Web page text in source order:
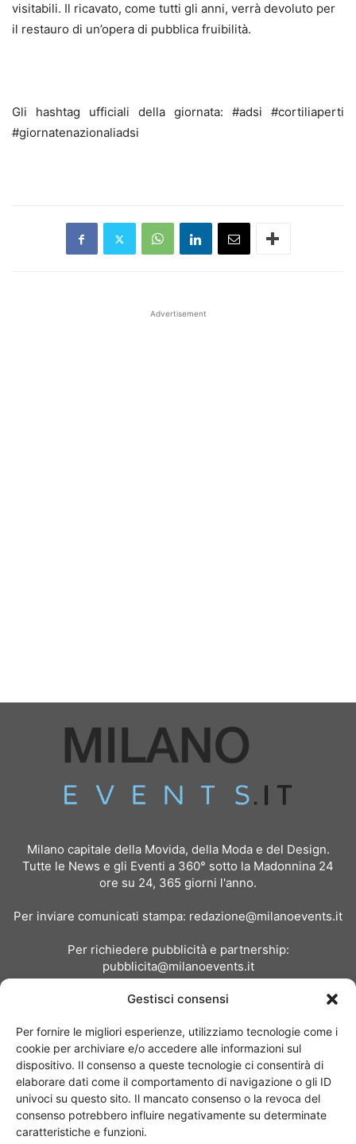
Gestisci consensi
Per fornire le migliori esperienze, utilizziamo tecnologie come i
cookie per archiviare e/o accedere alle informazioni sul
dispositivo. Il consenso a queste tecnologie ci consentirà di
elaborare dati come il comportamento di navigazione o gli ID
univoci su questo sito. Il mancato consenso o la revoca del
consenso potrebbero influire negativamente su determinate
caratteristiche e funzioni.
visitabili. Il ricavato, come tutti gli anni, verrà devoluto per
il restauro di un’opera di pubblica fruibilità.
Gli hashtag ufficiali della giornata: #adsi #cortiliaperti
#giornatenazionaliadsi
Advertisement
Milano capitale della Movida, della Moda e del Design.
Tutte le News e gli Eventi a 360° sotto la Madonnina 24
ore su 24, 365 giorni l'anno.
Per inviare comunicati stampa: redazione@milanoevents.it
Per richiedere pubblicità e partnership:
pubblicita@milanoevents.it
Chi siamo I Nostri Clienti